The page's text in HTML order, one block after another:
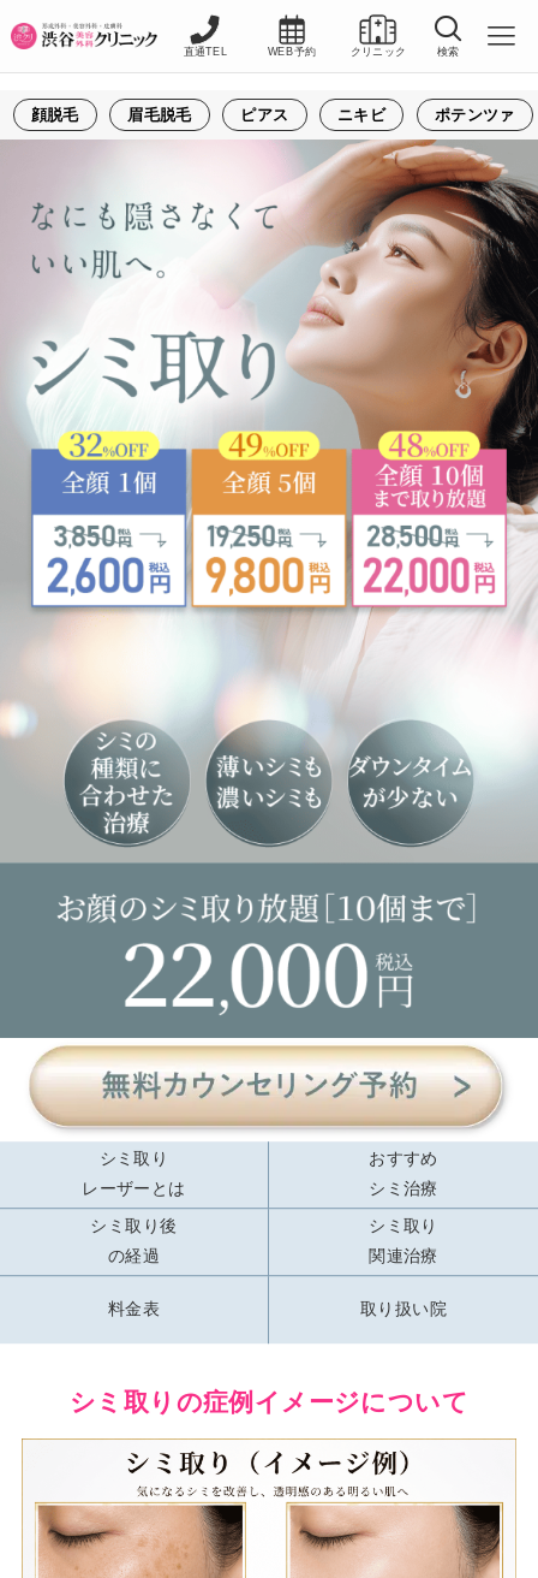
直通TEL WEB予約 クリニック 検索
顔脱毛 眉毛脱毛 ピアス ニキビ ポテンツァ
シミ取り
レーザーとは
おすすめ
シミ治療
シミ取り後
の経過
シミ取り
関連治療
料金表 取り扱い院
シミ取りの症例イメージについて